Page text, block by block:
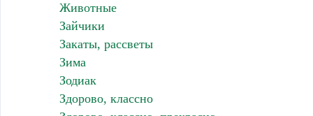
Животные
Зайчики
Закаты, рассветы
Зима
Зодиак
Здорово, классно